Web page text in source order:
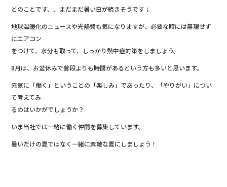
とのことです、、まだまだ暑い日が続きそうです；
地球温暖化のニュースや光熱費も気になりますが、必要な時には無理せず
にエアコン
をつけて、水分も取って、しっかり熱中症対策をしましょう。
8月は、お盆休みで普段よりも時間があるという方も多いと思います。
元気に「働く」ということの「楽しみ」であったり、「やりがい」につい
て考えてみ
るのはいかがでしょうか？
いま当社では一緒に働く仲間を募集しています。
暑いだけの夏ではなく一緒に素敵な夏にしましょう！